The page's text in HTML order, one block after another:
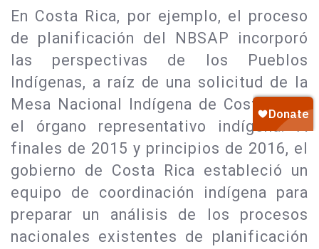
En Costa Rica, por ejemplo, el proceso
de planificación del NBSAP incorporó
las perspectivas de los Pueblos
Indígenas, a raíz de una solicitud de la
Mesa Nacional Indígena de Costa Rica,
el órgano representativo indígena. A
finales de 2015 y principios de 2016, el
gobierno de Costa Rica estableció un
equipo de coordinación indígena para
preparar un análisis de los procesos
nacionales existentes de planificación